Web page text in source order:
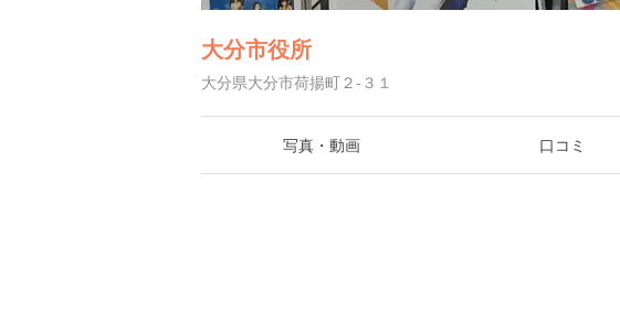
大分市役所
大分県大分市荷揚町２-３１
写真・動画 口コミ